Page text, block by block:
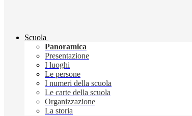
Scuola
Panoramica
Presentazione
I luoghi
Le persone
I numeri della scuola
Le carte della scuola
Organizzazione
La storia